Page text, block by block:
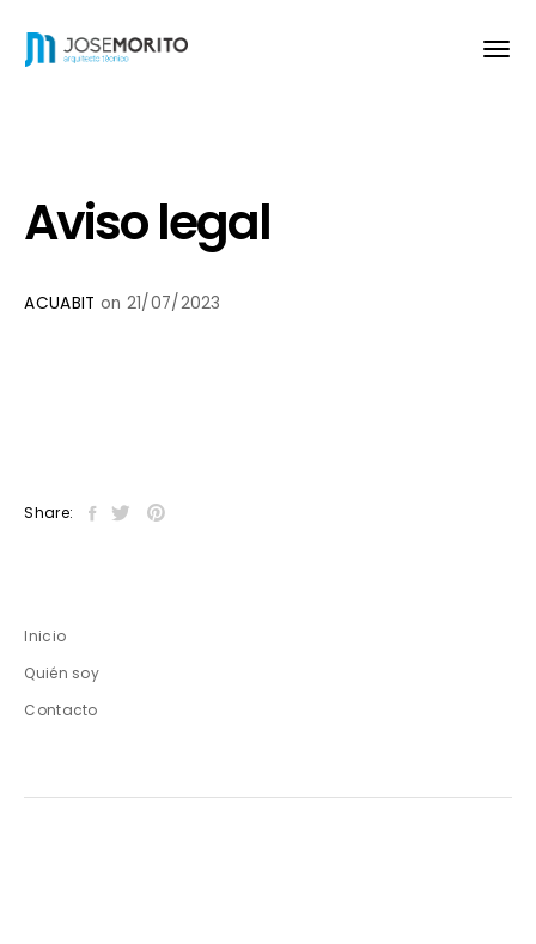
Aviso legal
ACUABIT on 21/07/2023
Share:
Inicio
Quién soy
Contacto